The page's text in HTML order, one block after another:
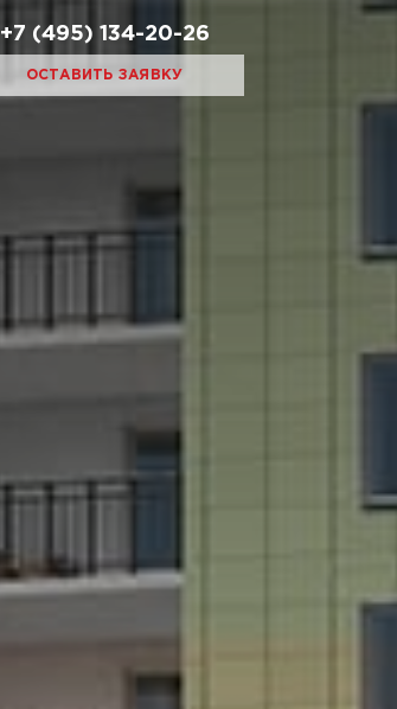
+7 (495) 134-20-26
ОСТАВИТЬ ЗАЯВКУ